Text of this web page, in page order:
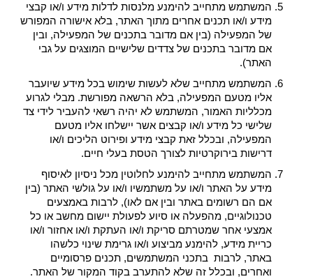
המשתמש מתחייב להימנע מלנסות לדלות מידע ו/או קבצי
מידע ו/או תכנים אחרים מתוך האתר, בלא אישורה המפורש
של המפעילה (בין אם מדובר בתכנים של המפעילה, ובין
אם מדובר בתכנים של צדדים שלישיים המוצגים על גבי
האתר).
המשתמש מתחייב שלא לעשות שימוש בכל מידע שיועבר
אליו מטעם המפעילה, בלא הרשאה מפורשת. מבלי לגרוע
מכלליות האמור, המשתמש לא יהיה רשאי להעביר לידי צד
שלישי כל מידע ו/או קבצים אשר יישלחו אליו מטעם
המפעילה, ובכלל זאת קבצי מידע ופירוט הליכים ו/או
דרישות בירוקרטיות לצורך הטסת בעלי חיים.
המשתמש מתחייב להימנע לחלוטין מכל ניסיון לאיסוף
מידע על האתר ו/או על משתמשיו ו/או על גולשי האתר (בין
אם הם רשומים באתר ובין אם לאו), לרבות באמצעים
טכנולוגיים, מהפעלה או סיוע לפעולת יישום מחשב או כל
אמצעי אחר שמטרתם סריקת ו/או העתקת ו/או אחזור ו/או
כריית מידע, להימנע מביצוע ו/או גרימת שינוי כלשהו
באתר, לרבות בתכני המשתמשים, תכנים פרסומיים
ואחרים, ובכלל זה שלא להתערב בקוד המקור של האתר.